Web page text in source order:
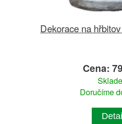
Dekorace na
Cena:
Doručíme